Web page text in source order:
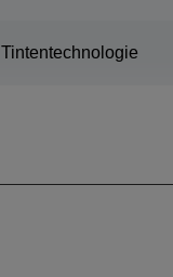
Tintentechnologie